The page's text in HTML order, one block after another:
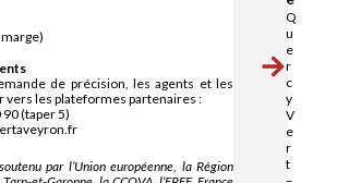
Q
u
e
r
c
y
V
e
r
t
marge)
de précision, les agents et les
vers les plateformes partenaires :
(taper 5)
par l’Union européenne, la Région